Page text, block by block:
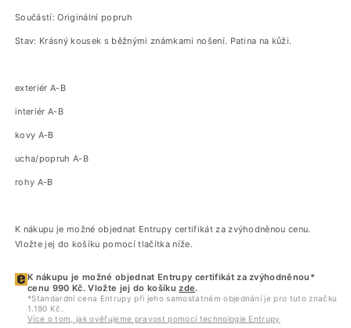
Součástí: Originální popruh
Stav: Krásný kousek s běžnými známkami nošení. Patina na kůži.
exteriér A-B
interiér A-B
kovy A-B
ucha/popruh A-B
rohy A-B
K nákupu je možné objednat Entrupy certifikát za zvýhodněnou cenu.
Vložte jej do košíku pomocí tlačítka níže.
K nákupu je možné objednat Entrupy certifikát za zvýhodněnou*
cenu 990 Kč. Vložte jej do košíkuzde.
*Standardní cena Entrupy při jeho samostatném objednání je pro tuto značku
1.190 Kč.
Více o tom, jak ověřujeme pravost pomocí technologie Entrupy